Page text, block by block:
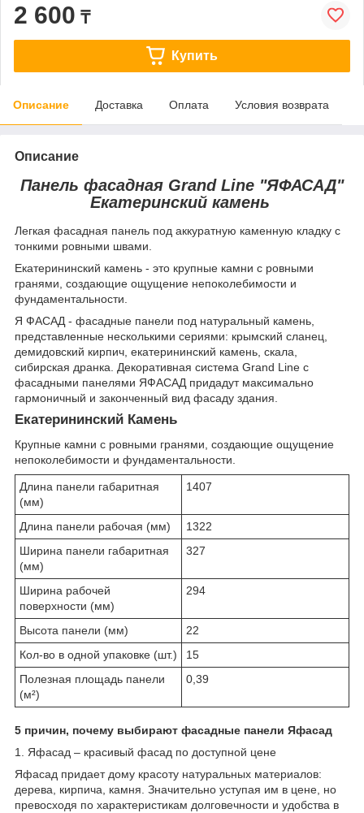
2 600 ₸
Купить
Описание Доставка Оплата Условия возврата
Описание
Панель фасадная Grand Line "ЯФАСАД"
Екатеринский камень
Легкая фасадная панель под аккуратную каменную кладку с
тонкими ровными швами.
Екатерининский камень - это крупные камни с ровными
гранями, создающие ощущение непоколебимости и
фундаментальности.
Я ФАСАД - фасадные панели под натуральный камень,
представленные несколькими сериями: крымский сланец,
демидовский кирпич, екатерининский камень, скала,
сибирская дранка. Декоративная система Grand Line с
фасадными панелями ЯФАСАД придадут максимально
гармоничный и законченный вид фасаду здания.
Екатерининский Камень
Крупные камни с ровными гранями, создающие ощущение
непоколебимости и фундаментальности.
Длина панели габаритная
(мм)
1407
Длина панели рабочая (мм)
1322
Ширина панели габаритная
(мм)
327
Ширина рабочей
поверхности (мм)
294
Высота панели (мм)
22
Кол-во в одной упаковке (шт.)
15
Полезная площадь панели
(м²)
0,39
5 причин, почему выбирают фасадные панели Яфасад
1. Яфасад – красивый фасад по доступной цене
Яфасад придает дому красоту натуральных материалов:
дерева, кирпича, камня. Значительно уступая им в цене, но
превосходя по характеристикам долговечности и удобства в